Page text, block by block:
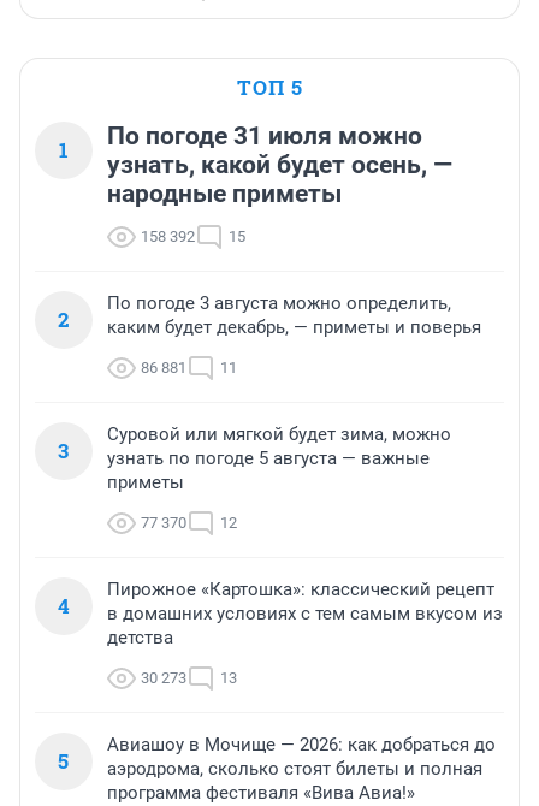
ТОП 5
1
По погоде 31 июля можно
узнать, какой будет осень, —
народные приметы
158 392 15
2
По погоде 3 августа можно определить,
каким будет декабрь, — приметы и поверья
86 881 11
3
Суровой или мягкой будет зима, можно
узнать по погоде 5 августа — важные
приметы
77 370 12
4
Пирожное «Картошка»: классический рецепт
в домашних условиях с тем самым вкусом из
детства
30 273 13
5
Авиашоу в Мочище — 2026: как добраться до
аэродрома, сколько стоят билеты и полная
программа фестиваля «Вива Авиа!»